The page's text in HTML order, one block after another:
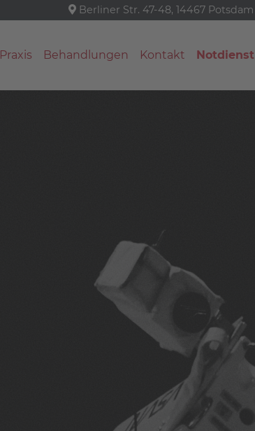
Berliner Str. 47-48, 14467 Potsdam
Praxis Behandlungen Kontakt Notdienst